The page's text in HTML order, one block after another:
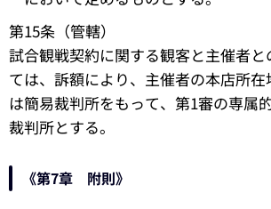
第15条（管轄）
試合観戦契約に関する観客と主催者
ては、訴額により、主催者の本店所
は簡易裁判所をもって、第1審の専属
裁判所とする。
《第7章 附則》